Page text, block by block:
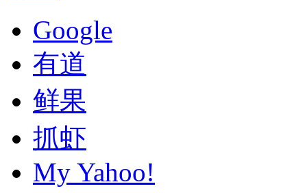
Google
有道
鲜果
抓虾
My Yahoo!